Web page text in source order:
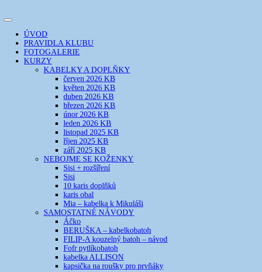
k
webuEVIKLUB
šicí klub
Toggle
navigation
ÚVOD
PRAVIDLA KLUBU
FOTOGALERIE
KURZY
KABELKY A DOPLŇKY
červen 2026 KB
květen 2026 KB
duben 2026 KB
březen 2026 KB
únor 2026 KB
leden 2026 KB
listopad 2025 KB
říjen 2025 KB
září 2025 KB
NEBOJME SE KOŽENKY
Sisi + rozšíření
Sisi
10 karis doplňků
karis obal
Mia – kabelka k Mikuláši
SAMOSTATNÉ NÁVODY
Áčko
BERUŠKA – kabelkobatoh
FILIP-A kouzelný batoh – návod
Fofr pytlíkobatoh
kabelka ALLISON
kapsička na roušky pro prvňáky